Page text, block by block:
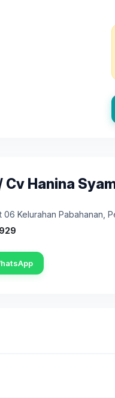
Cv Hanina
06 Kelurahan Pabahanan